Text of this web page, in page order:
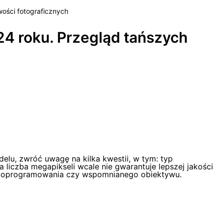
fotograficznych
roku. Przegląd tańszych
zwróć uwagę na kilka kwestii, w tym: typ
megapikseli wcale nie gwarantuje lepszej jakości
czy wspomnianego obiektywu.